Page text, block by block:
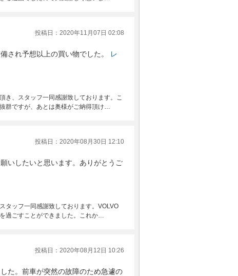
投稿日：2020年11月07日 02:08
され予想以上の買い物でした。
レ
き、スタッフ一同感謝致しております。こ
群ですが、あとは奥様がご納得頂け…
投稿日：2020年08月30日 12:10
いしたいと思います。ありがとうご
タッフ一同感謝致しております。VOLVO
過ごすことができました。これか…
投稿日：2020年08月12日 10:26
た。前車が突然の故障のため急遽の